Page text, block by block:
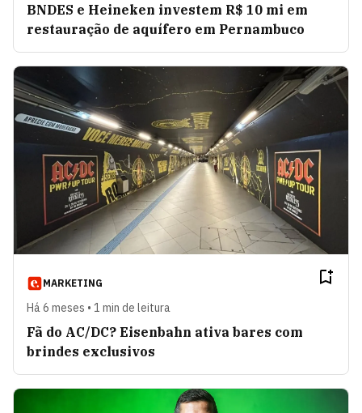
BNDES e Heineken investem R$ 10 mi em
restauração de aquífero em Pernambuco
MARKETING
Há 6 meses • 1 min de leitura
Fã do AC/DC? Eisenbahn ativa bares com
brindes exclusivos